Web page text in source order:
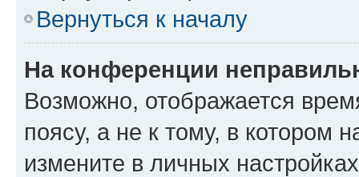
Вернуться к началу
На конференции
Возможно, отображается
поясу, а не к тому, в котором
измените в личных